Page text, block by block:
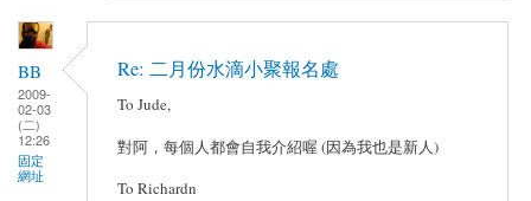
BB
2009-
02-03
(二)
12:26
固定
網址
Re: 二月份水滴小聚報名處
To Jude,
對阿，每個人都會自我介紹喔 (因為我也是新人)
To Richardn